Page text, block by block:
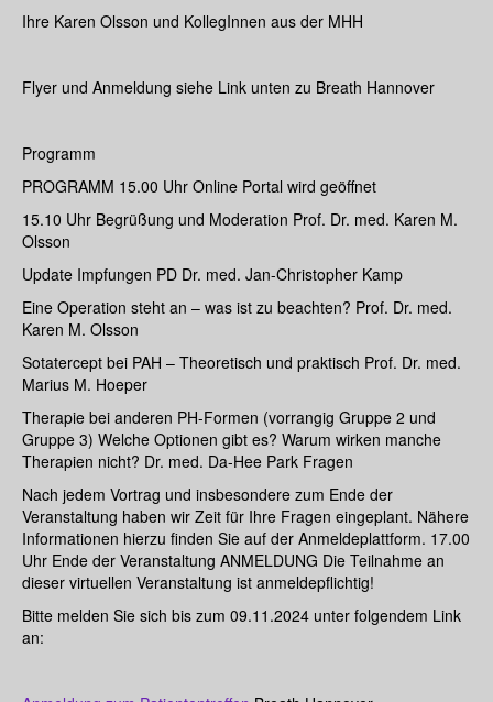
Ihre Karen Olsson und KollegInnen aus der MHH
Flyer und Anmeldung siehe Link unten zu Breath Hannover
Programm
PROGRAMM 15.00 Uhr Online Portal wird geöffnet
15.10 Uhr Begrüßung und Moderation Prof. Dr. med. Karen M.
Olsson
Update Impfungen PD Dr. med. Jan-Christopher Kamp
Eine Operation steht an – was ist zu beachten? Prof. Dr. med.
Karen M. Olsson
Sotatercept bei PAH – Theoretisch und praktisch Prof. Dr. med.
Marius M. Hoeper
Therapie bei anderen PH-Formen (vorrangig Gruppe 2 und
Gruppe 3) Welche Optionen gibt es? Warum wirken manche
Therapien nicht? Dr. med. Da-Hee Park Fragen
Nach jedem Vortrag und insbesondere zum Ende der
Veranstaltung haben wir Zeit für Ihre Fragen eingeplant. Nähere
Informationen hierzu finden Sie auf der Anmeldeplattform. 17.00
Uhr Ende der Veranstaltung ANMELDUNG Die Teilnahme an
dieser virtuellen Veranstaltung ist anmeldepflichtig!
Bitte melden Sie sich bis zum 09.11.2024 unter folgendem Link
an: